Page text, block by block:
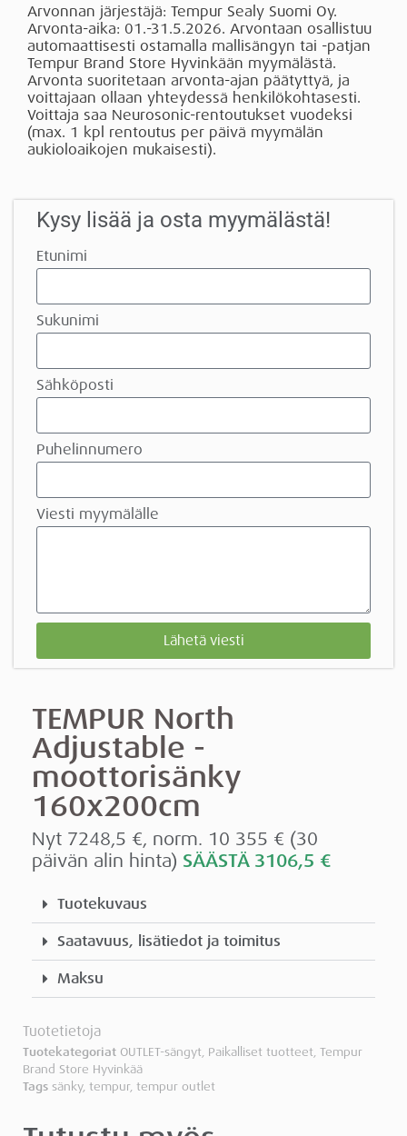
Arvonnan järjestäjä: Tempur Sealy Suomi Oy.
Arvonta-aika: 01.-31.5.2026. Arvontaan osallistuu
automaattisesti ostamalla mallisängyn tai -patjan
Tempur Brand Store Hyvinkään myymälästä.
Arvonta suoritetaan arvonta-ajan päätyttyä, ja
voittajaan ollaan yhteydessä henkilökohtasesti.
Voittaja saa Neurosonic-rentoutukset vuodeksi
(max. 1 kpl rentoutus per päivä myymälän
aukioloaikojen mukaisesti).
Kysy lisää ja osta myymälästä!
Etunimi
Sukunimi
Sähköposti
Puhelinnumero
Viesti myymälälle
Lähetä viesti
TEMPUR North
Adjustable -
moottorisänky
160x200cm
Nyt 7248,5 €, norm. 10 355 € (30
päivän alin hinta) SÄÄSTÄ 3106,5 €
Tuotekuvaus
Saatavuus, lisätiedot ja toimitus
Maksu
Tuotetietoja
Tuotekategoriat OUTLET-sängyt, Paikalliset tuotteet, Tempur
Brand Store Hyvinkää
Tags sänky, tempur, tempur outlet